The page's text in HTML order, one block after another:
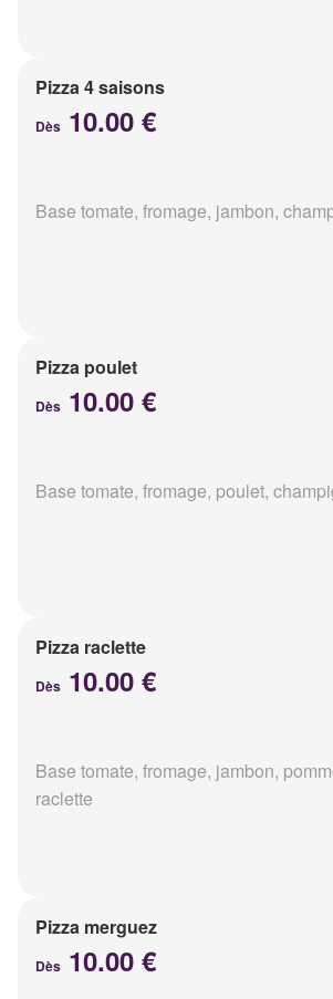
Pizza 4 saisons
Dès 10.00 €
Base tomate, fromage, jambon,
Pizza poulet
Dès 10.00 €
Base tomate, fromage, poulet,
Pizza raclette
Dès 10.00 €
Base tomate, fromage, jambon,
raclette
Pizza merguez
Dès 10.00 €